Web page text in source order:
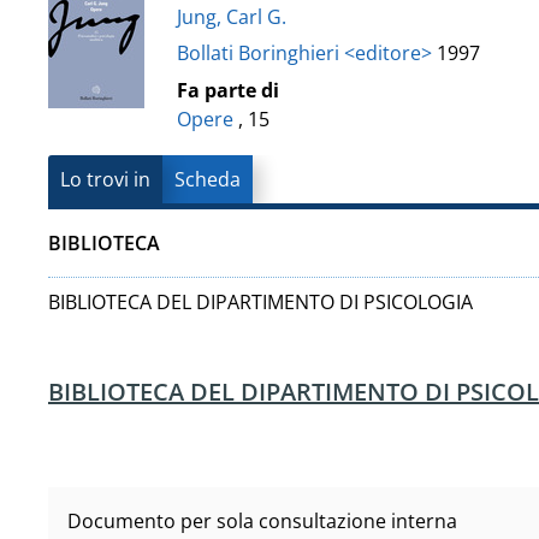
del
documento
Jung, Carl G.
Bollati Boringhieri <editore> 1997
Fa parte di
Opere, 15
Lo trovi in Scheda
BIBLIOTECA
BIBLIOTECA DEL DIPARTIMENTO DI PSICOLOGIA
BIBLIOTECA DEL DIPARTIMENTO DI
Documento per sola consultazione interna